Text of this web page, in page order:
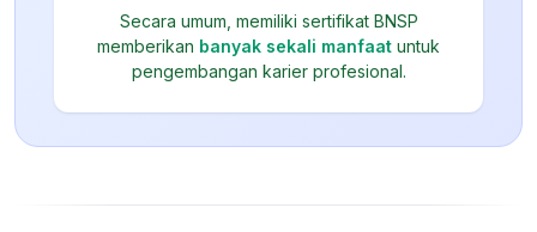
Secara umum, memiliki sertifikat BNSP
memberikan banyak sekali manfaat untuk
pengembangan karier profesional.